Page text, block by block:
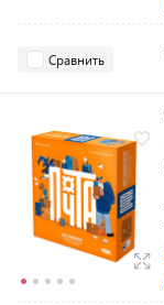
Сравнить